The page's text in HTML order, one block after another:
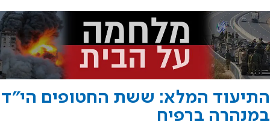
התיעוד המלא: ששת החטופים הי"ד
במנהרה ברפיח